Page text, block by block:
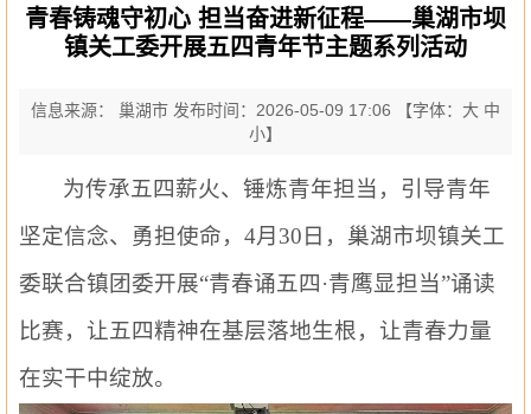
青春铸魂守初心 担当奋进新征程——巢湖市坝
镇关工委开展五四青年节主题系列活动
信息来源： 巢湖市 发布时间：2026-05-09 17:06 【字体： 大 中
小】
为传承五四薪火、锤炼青年担当，引导青年
坚定信念、勇担使命， 4月30日 ， 巢湖市坝镇关工
委联合镇团委开展“青春诵五四·青鹰显担当”诵读
比赛，让五四精神在基层落地生根，让青春力量
在实干中绽放。